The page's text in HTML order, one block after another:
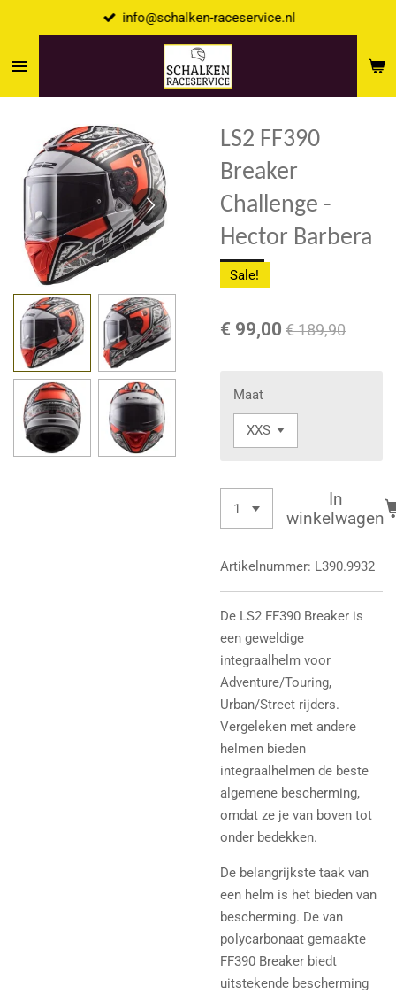
naar
info@schalken-raceservice.nl
LS2 FF390
Breaker
Challenge -
Hector Barbera
Sale!
€ 99,00 € 189,90
Maat
In
winkelwagen
Artikelnummer: L390.9932
De LS2 FF390 Breaker is
een geweldige
integraalhelm voor
Adventure/Touring,
Urban/Street rijders.
Vergeleken met andere
helmen bieden
integraalhelmen de beste
algemene bescherming,
omdat ze je van boven tot
onder bedekken.
De belangrijkste taak van
een helm is het bieden van
bescherming. De van
polycarbonaat gemaakte
FF390 Breaker biedt
uitstekende bescherming